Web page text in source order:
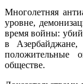
Многолетняя
уровне,
время войны:
в
положительные
обществе.